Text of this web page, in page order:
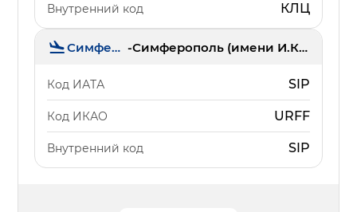
Внутренний код КЛЦ
Симферополь - Симферополь (имени И.К. Айвазовского)
Код ИАТА SIP
Код ИКАО URFF
Внутренний код SIP